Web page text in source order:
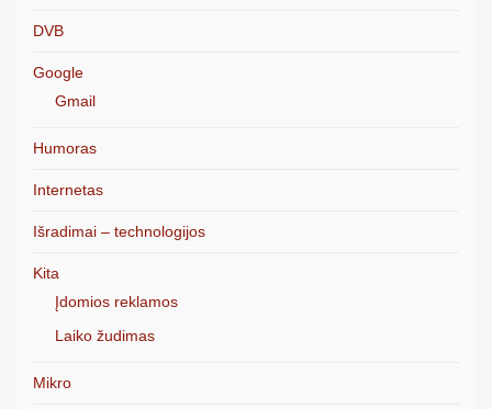
DVB
Google
Gmail
Humoras
Internetas
Išradimai – technologijos
Kita
Įdomios reklamos
Laiko žudimas
Mikro